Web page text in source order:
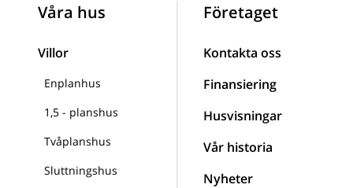
Våra hus
Villor
Enplanhus
1,5 - planshus
Tvåplanshus
Sluttningshus
Företaget
Kontakta oss
Finansiering
Husvisningar
Vår historia
Nyheter